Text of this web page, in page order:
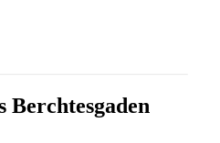
Berchtesgaden